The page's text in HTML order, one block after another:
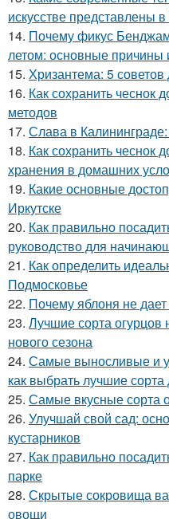
искусстве представлены
14. Почему фикус
летом: основные причины
15. Хризантема: 5
16. Как сохранить чеснок
методов
17. Слава в
18. Как сохранить чеснок
хранения в домашних
19. Какие основные
Иркутске
20. Как правильно
руководство для
21. Как определить
Подмосковье
22. Почему яблоня не
23. Лучшие сорта огурцов
нового сезона
24. Самые выносливые и
как выбрать лучшие сорта
25. Самые вкусные сорта
26. Улучшай свой сад:
кустарников
27. Как правильно
парке
28. Скрытые сокровища
овощи